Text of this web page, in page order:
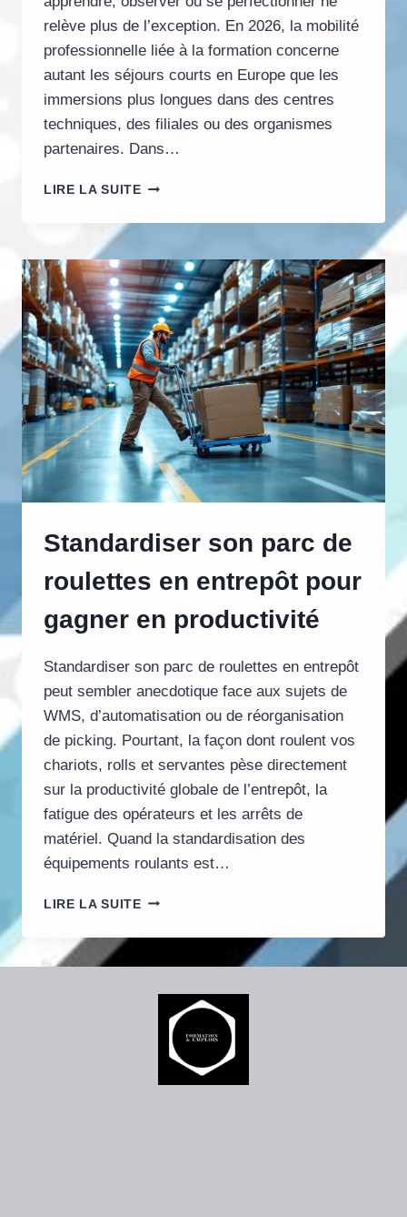
relève plus de l’exception. En 2026, la mobilité
professionnelle liée à la formation concerne
autant les séjours courts en Europe que les
immersions plus longues dans des centres
techniques, des filiales ou des organismes
partenaires. Dans…
LIRE LA SUITEQUELLE
VOYAGE
CHOISIR
POUR
UNE
FORMATION
À
L’ÉTRANGER
?
Standardiser son parc de
roulettes en entrepôt pour
gagner en productivité
Standardiser son parc de roulettes en entrepôt
peut sembler anecdotique face aux sujets de
WMS, d’automatisation ou de réorganisation
de picking. Pourtant, la façon dont roulent vos
chariots, rolls et servantes pèse directement
sur la productivité globale de l’entrepôt, la
fatigue des opérateurs et les arrêts de
matériel. Quand la standardisation des
équipements roulants est…
LIRE LA SUITESTANDARDISER
PARC
EN
ENTREPÔT
POUR
GAGNER